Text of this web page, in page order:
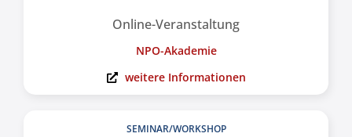
Online-Veranstaltung
NPO-Akademie
weitere Informationen
SEMINAR/WORKSHOP